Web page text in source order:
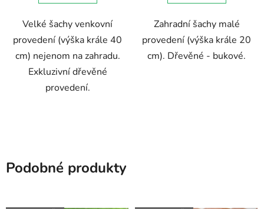
hvězdiček.
Velké šachy venkovní
provedení (výška krále 40
cm) nejenom na zahradu.
Exkluzivní dřevěné
provedení.
hvězdiček.
Zahradní šachy malé
provedení (výška krále 20
cm). Dřevěné - bukové.
Podobné produkty